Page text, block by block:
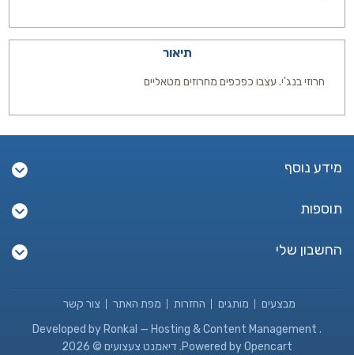
תיאור
חרוזי בנג'י. עצבו כפכפים מחרוזים מטאליים
מידע נוסף
תוספות
החשבון שלי
מבצעים מותגים החזרות מפת האתר
צור קשר
Developed by Ronkal — Hosting & Content Management .
Powered by Opencart. דיאמנט צעצועים © 2026